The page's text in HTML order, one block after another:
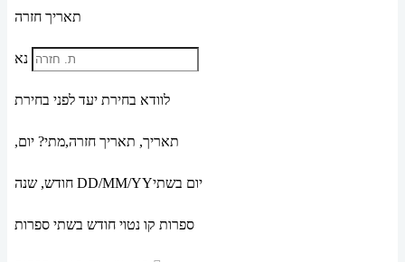
תאריך חזרה
נא
לוודא בחירת יעד לפני בחירת
תאריך, תאריך חזרה,מתי? יום,
DD/MM/YYיום בשתי
ספרות קו נטוי חודש בשתי ספרות